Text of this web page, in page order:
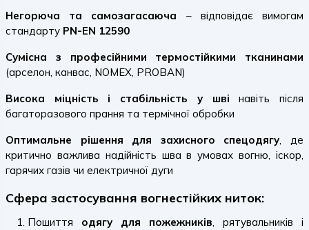
Негорюча та самозагасаюча – відповідає вимогам
стандарту PN-EN 12590
Сумісна з професійними термостійкими тканинами
(арселон, канвас, NOMEX, PROBAN)
Висока міцність і стабільність у шві навіть після
багаторазового прання та термічної обробки
Оптимальне рішення для захисного спецодягу, де
критично важлива надійність шва в умовах вогню, іскор,
гарячих газів чи електричної дуги
Сфера застосування вогнестійких ниток:
Пошиття одягу для пожежників, рятувальників і